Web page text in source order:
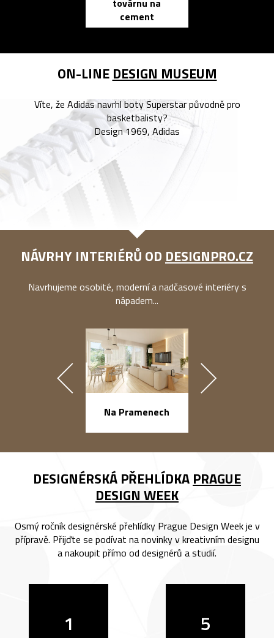
cement
ON-LINE DESIGN MUSEUM
Víte, že Adidas navrhl boty Superstar původně pro
basketbalisty?
Design 1969, Adidas
NÁVRHY INTERIÉRŮ OD DESIGNPRO.CZ
Navrhujeme osobité, moderní a nadčasové interiéry s
nápadem...
Na Pramenech
DESIGNÉRSKÁ PŘEHLÍDKA PRAGUE
DESIGN WEEK
Osmý ročník designérské přehlídky Prague Design Week je v
přípravě. Přijďte se podívat na novinky v kreativním designu
a nakoupit přímo od designérů a studií.
1 5